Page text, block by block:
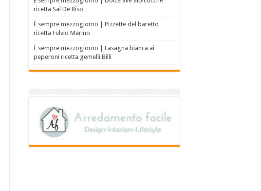
ricetta Sal De Riso
È sempre mezzogiorno | Pizzette del baretto
ricetta Fulvio Marino
È sempre mezzogiorno | Lasagna bianca ai
peperoni ricetta gemelli Billi